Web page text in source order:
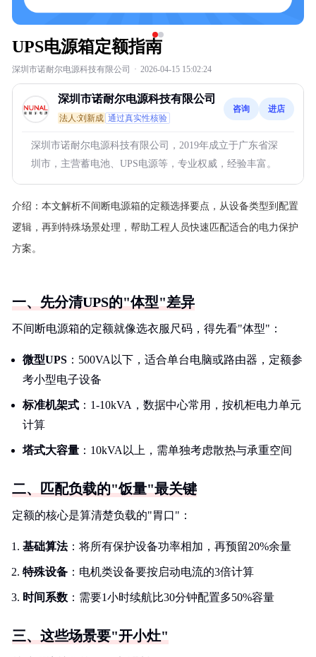
UPS电源箱定额指南
深圳市诺耐尔电源科技有限公司 · 2026-04-15 15:02:24
深圳市诺耐尔电源科技有限公司
法人:刘新成 通过真实性核验
咨询 进店
深圳市诺耐尔电源科技有限公司，2019年成立于广东省深
圳市，主营蓄电池、UPS电源等，专业权威，经验丰富。
介绍： 本文解析不间断电源箱的定额选择要点，从设备类型到配置
逻辑，再到特殊场景处理，帮助工程人员快速匹配适合的电力保护
方案。
一、先分清UPS的"体型"差异
不间断电源箱的定额就像选衣服尺码，得先看"体型"：
微型UPS ：500VA以下，适合单台电脑或路由器，定额参
考小型电子设备
标准机架式 ：1-10kVA，数据中心常用，按机柜电力单元
计算
塔式大容量 ：10kVA以上，需单独考虑散热与承重空间
二、匹配负载的"饭量"最关键
定额的核心是算清楚负载的"胃口"：
基础算法：将所有保护设备功率相加，再预留20%余量
特殊设备 ：电机类设备要按启动电流的3倍计算
时间系数 ：需要1小时续航比30分钟配置多50%容量
三、这些场景要"开小灶"